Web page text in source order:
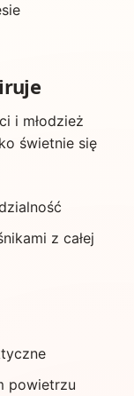
i młodzież
świetnie się
z całej
powietrzu